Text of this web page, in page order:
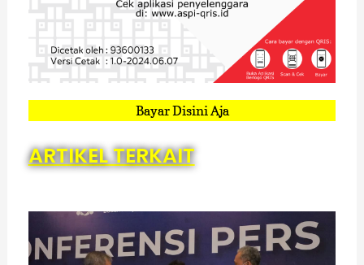
Bayar Disini Aja
ARTIKEL TERKAIT